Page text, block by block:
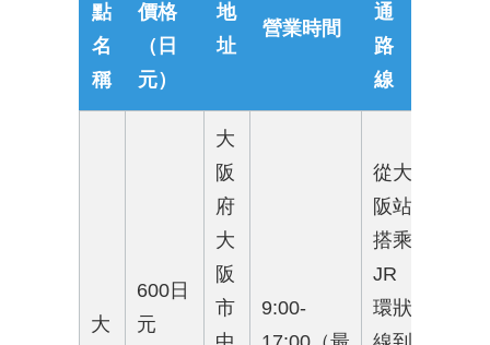
點
名
稱
價格
（日
元）
地
址
營業時間
通
路
線
大
600日
元
大
阪
府
大
阪
市
9:00-
從大
阪站
搭乘
JR
環狀